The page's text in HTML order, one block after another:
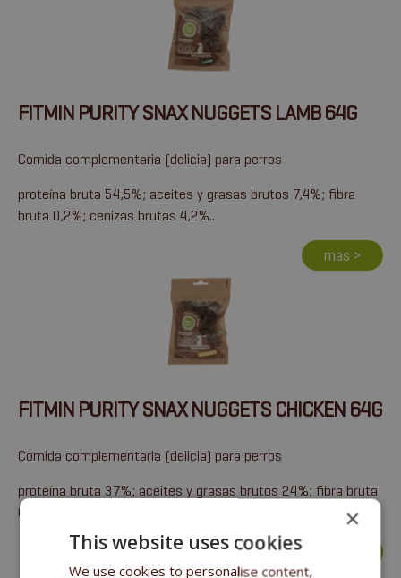
FITMIN PURITY SNAX NUGGETS LAMB 64G
Comida complementaria (delicia) para perros
proteína bruta 54,5%; aceites y grasas brutos 7,4%; fibra
bruta 0,2%; cenizas brutas 4,2%..
mas >
FITMIN PURITY SNAX NUGGETS CHICKEN 64G
Comida complementaria (delicia) para perros
proteína bruta 37%; aceites y grasas brutos 24%; fibra bruta
0,2%; cenizas brutas 2,1%.
×
This website uses cookies
We use cookies to personalise content,